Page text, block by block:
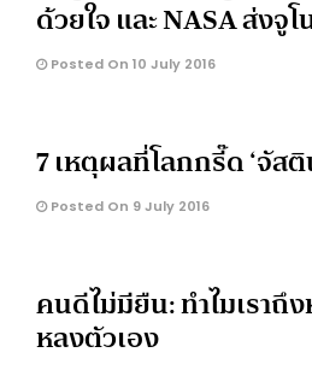
ด้วยใจ และ NASA ส่งจู
Posted On 10 July 2016
7 เหตุผลที่โลกกรี๊ด ‘จัสติ
Posted On 9 July 2016
คนดีไม่มียืน: ทำไมเราถึ
หลงตัวเอง